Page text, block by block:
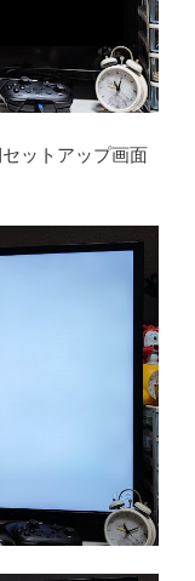
ットアップ画面